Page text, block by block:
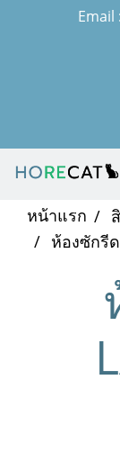
หน้าแรก
ห้องซักรี